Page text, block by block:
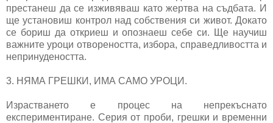
престанеш да се изживяваш като жертва на съдбата. И
ще установиш контрол над собствения си живот. Докато
се бориш да откриеш и опознаеш себе си. Ще научиш
важните уроци отвореността, избора, справедливостта и
непринудеността.
3. НЯМА ГРЕШКИ, ИМА САМО УРОЦИ.
Израстването е процес на непрекъснато
експериментиране. Серия от проби, грешки и временни